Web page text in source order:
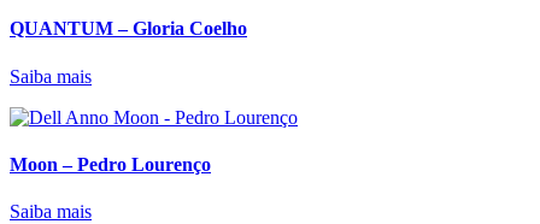
QUANTUM – Gloria Coelho
Saiba mais
Moon – Pedro Lourenço
Saiba mais